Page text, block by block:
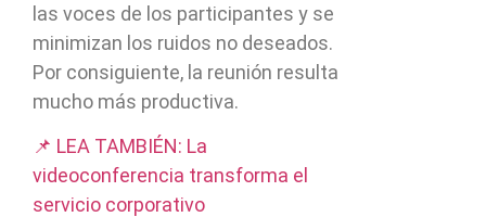
las voces de los participantes y se
minimizan los ruidos no deseados.
Por consiguiente, la reunión resulta
mucho más productiva.
📌 LEA TAMBIÉN: La
videoconferencia transforma el
servicio corporativo